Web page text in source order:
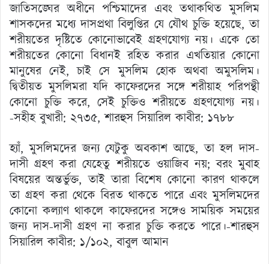
জাতিসঙ্ঘের অধীনে পশ্চিমাদের এবং তথাকথিত মুসলিম
শাসকদের মধ্যে দাসপ্রথা বিলুপ্তির যে যৌথ চুক্তি হয়েছে, তা
শরীয়তের দৃষ্টিতে কোনোভাবেই গ্রহণযোগ্য নয়। একে তো
শরীয়তের কোনো বিধানই রহিত করার এখতিয়ার কোনো
মানুষের নেই, চাই সে মুসলিম হোক অথবা অমুসলিম।
দ্বিতীয়ত মুসলিমরা যদি কাফেরদের সঙ্গে শরীয়াহ পরিপন্থী
কোনো চুক্তি করে, সেই চুক্তিও শরীয়তে গ্রহণযোগ্য নয়।
-সহীহ বুখারী: ২৭৩৫, শারহুস সিয়ারিল কাবীর: ১৭৮৮
হ্যাঁ, মুসলিমদের জন্য যেটুকু অবকাশ আছে, তা হল দাস-
দাসী গ্রহণ করা যেহেতু শরীয়তে ওয়াজিব নয়; বরং মুবাহ
বিষয়ের অন্তর্ভুক্ত, তাই তারা বিশেষ কোনো কারণ থাকলে
তা গ্রহণ করা থেকে বিরত থাকতে পারে এবং মুসলিমদের
কোনো কল্যাণ থাকলে কাফেরদের সঙ্গেও সাময়িক সময়ের
জন্য দাস-দাসী গ্রহণ না করার চুক্তি করতে পারে।-শারহুস
সিয়ারিল কাবীর: ১/১০২, বাবুল আমান